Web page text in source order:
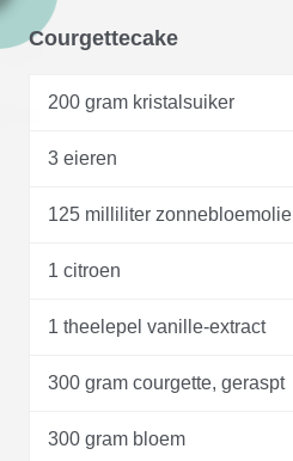
Courgettecake
200 gram kristalsuiker
3 eieren
125 milliliter zonnebloemolie
1 citroen
1 theelepel vanille-extract
300 gram courgette, geraspt
300 gram bloem